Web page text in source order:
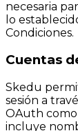
necesaria
lo
Condiciones.
Cuentas
Skedu
sesión a
OAuth
incluye